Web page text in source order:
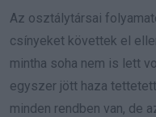
Az osztálytársai
csínyeket követtek el
mintha soha nem is lett
egyszer jött haza
minden rendben van, de